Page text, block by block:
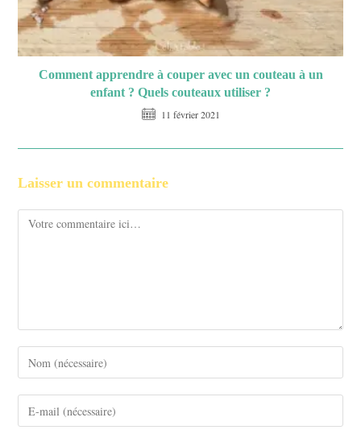
Comment apprendre à couper avec un couteau à un
enfant ? Quels couteaux utiliser ?
11 février 2021
Laisser un commentaire
Comment
Enter
your
name
Enter
your